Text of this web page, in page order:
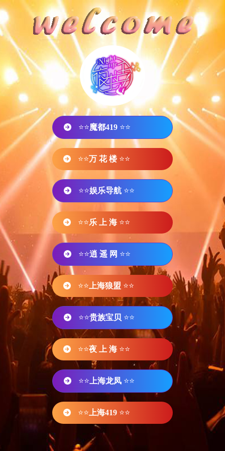
⭐⭐魔都419 ⭐⭐
⭐⭐万 花 楼 ⭐⭐
⭐⭐娱乐导航 ⭐⭐
⭐⭐乐 上 海 ⭐⭐
⭐⭐逍 遥 网 ⭐⭐
⭐⭐ 上海狼盟 ⭐⭐
⭐⭐贵族宝贝 ⭐⭐
⭐⭐夜 上 海 ⭐⭐
⭐⭐ 上海龙凤 ⭐⭐
⭐⭐ 上海419 ⭐⭐